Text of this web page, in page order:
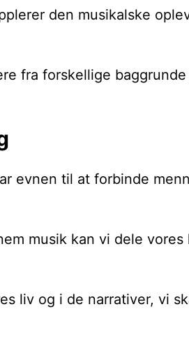
den musikalske
fra forskellige
evnen til at forbinde
musik kan vi dele
og i de narrativer, vi